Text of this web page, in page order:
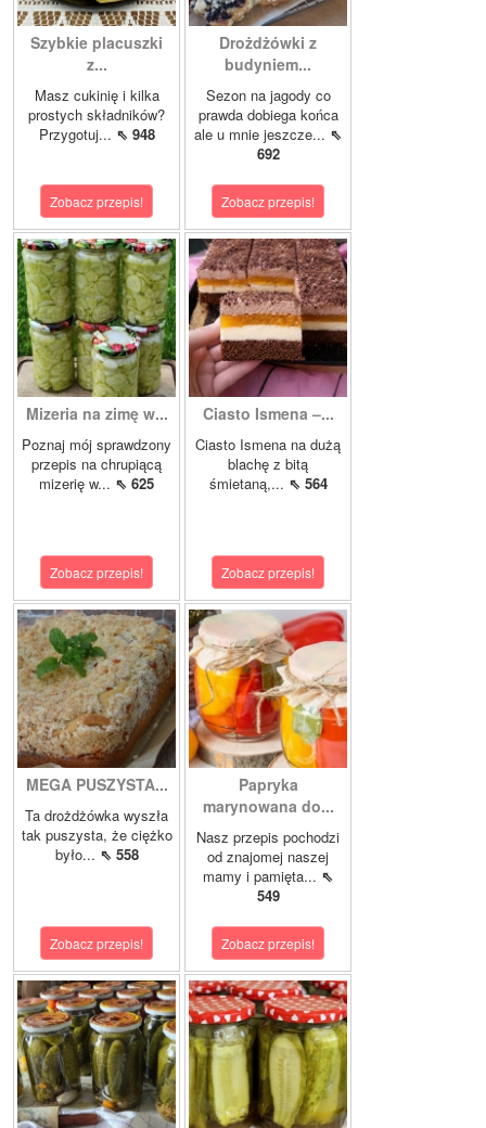
Szybkie placuszki
z...
Masz cukinię i kilka
prostych składników?
Przygotuj... ⇖ 948
Zobacz przepis!
Drożdżówki z
budyniem...
Sezon na jagody co
prawda dobiega końca
ale u mnie jeszcze... ⇖
692
Zobacz przepis!
Mizeria na zimę w...
Poznaj mój sprawdzony
przepis na chrupiącą
mizerię w... ⇖ 625
Zobacz przepis!
Ciasto Ismena –...
Ciasto Ismena na dużą
blachę z bitą
śmietaną,... ⇖ 564
Zobacz przepis!
MEGA PUSZYSTA...
Ta drożdżówka wyszła
tak puszysta, że ciężko
było... ⇖ 558
Zobacz przepis!
Papryka
marynowana do...
Nasz przepis pochodzi
od znajomej naszej
mamy i pamięta... ⇖
549
Zobacz przepis!